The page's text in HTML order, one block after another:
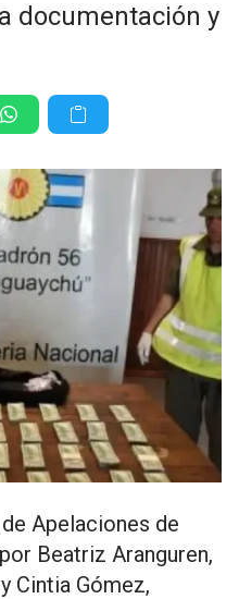
documentación y
Beatriz Aranguren,
Cintia Gómez,